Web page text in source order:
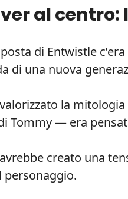
al
di Entwistle
di una nuova
la
Tommy — era
creato una
personaggio.